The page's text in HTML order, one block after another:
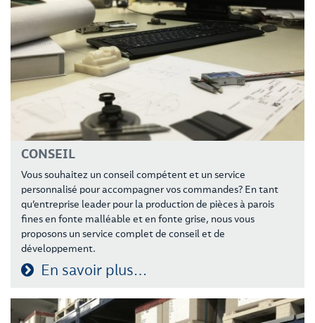
CONSEIL
Vous souhaitez un conseil compétent et un service
personnalisé pour accompagner vos commandes? En tant
qu’entreprise leader pour la production de pièces à parois
fines en fonte malléable et en fonte grise, nous vous
proposons un service complet de conseil et de
développement.
En savoir plus…